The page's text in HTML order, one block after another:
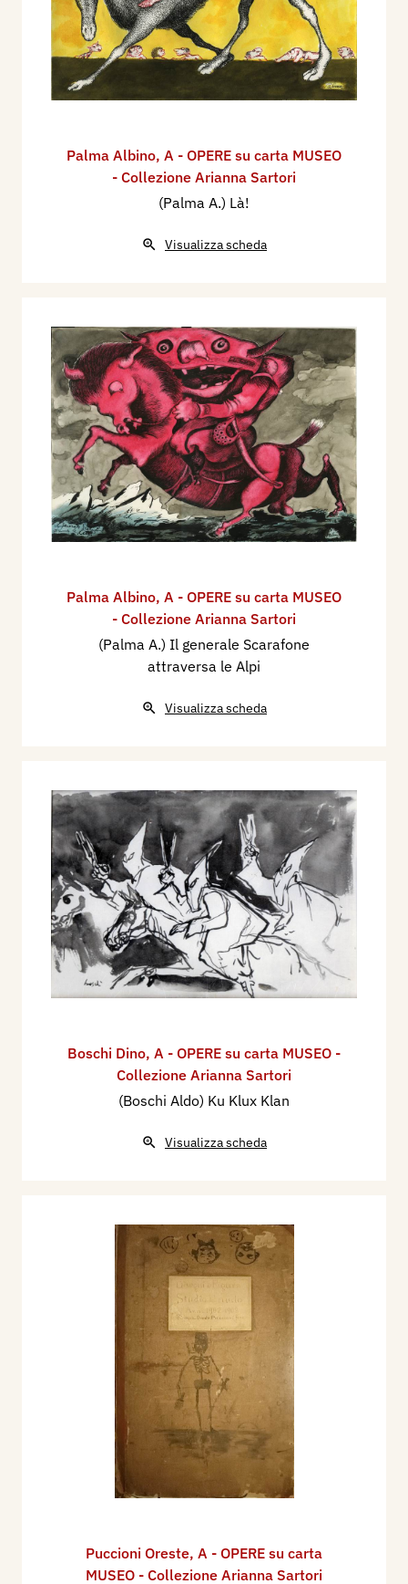
Palma Albino, A - OPERE su carta MUSEO
- Collezione Arianna Sartori
(Palma A.) Là!
Visualizza scheda
Palma Albino, A - OPERE su carta MUSEO
- Collezione Arianna Sartori
(Palma A.) Il generale Scarafone
attraversa le Alpi
Visualizza scheda
Boschi Dino, A - OPERE su carta MUSEO -
Collezione Arianna Sartori
(Boschi Aldo) Ku Klux Klan
Visualizza scheda
Puccioni Oreste, A - OPERE su carta
MUSEO - Collezione Arianna Sartori